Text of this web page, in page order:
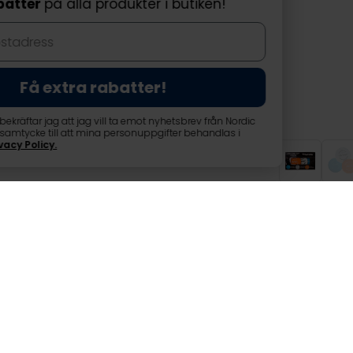
få extra rabatterpå alla produkter i butiken!
Få extra rabatter!
Genom att delta bekräftar jag att jag vill ta emot nyhetsbrev från
Prostore och ger samtycke till att mina personuppgifter behandlas i
enlighet med